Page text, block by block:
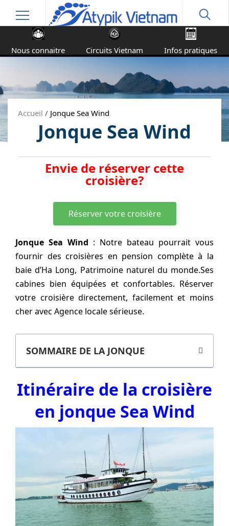
Nous connaitre Circuits Vietnam Infos pratiques
Accueil / Jonque Sea Wind
Jonque Sea Wind
Envie de réserver cette
croisière?
Réserver votre croisière
Jonque Sea Wind : Notre bateau pourrait vous
fournir des croisières en pension complète à la
baie d’Ha Long, Patrimoine naturel du monde.Ses
cabines bien équipées et confortables. Réserver
votre croisière directement, facilement et moins
cher avec Agence locale sérieuse.
SOMMAIRE DE LA JONQUE
Itinéraire de la croisière
en jonque Sea Wind